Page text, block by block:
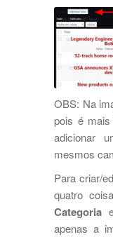
OBS: Na
pois é mais
adicionar
mesmos
Para criar/
quatro
Categoria
apenas a